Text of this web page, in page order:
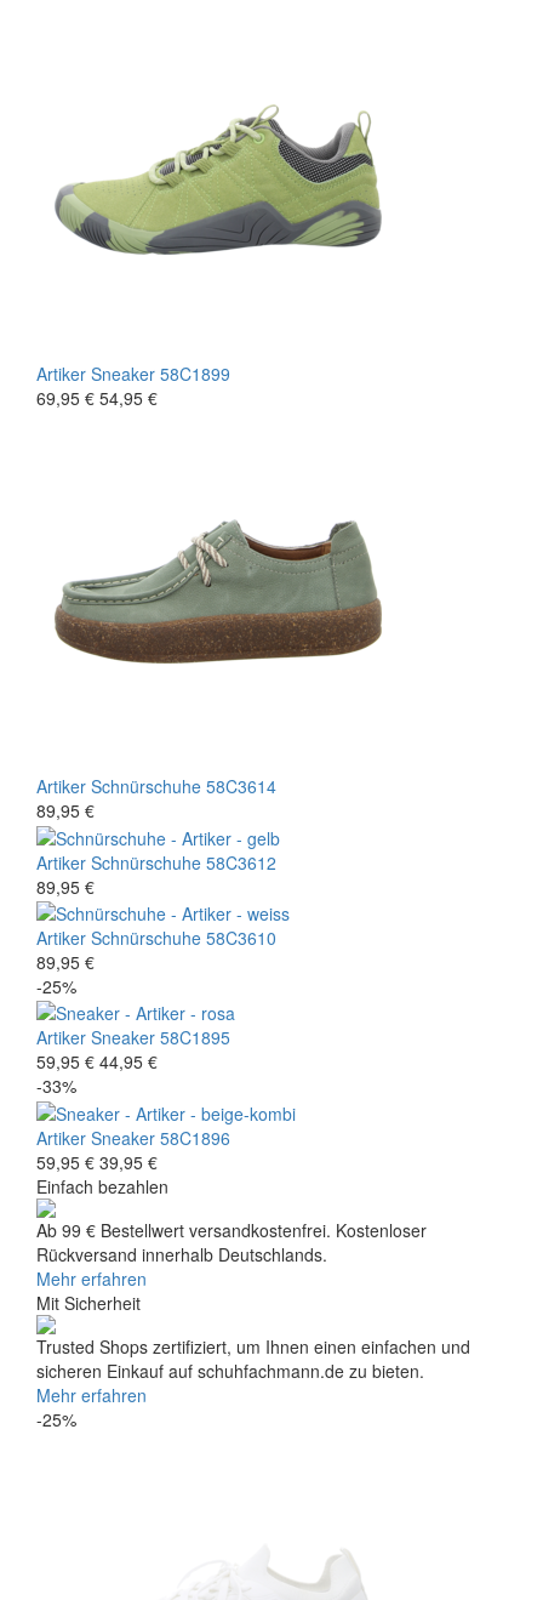
Artiker Sneaker 58C1899
69,95 € 54,95 €
Artiker Schnürschuhe 58C3614
89,95 €
Artiker Schnürschuhe 58C3612
89,95 €
Artiker Schnürschuhe 58C3610
89,95 €
-25%
Artiker Sneaker 58C1895
59,95 € 44,95 €
-33%
Artiker Sneaker 58C1896
59,95 € 39,95 €
Einfach bezahlen
Ab 99 € Bestellwert versandkostenfrei. Kostenloser
Rückversand innerhalb Deutschlands.
Mehr erfahren
Mit Sicherheit
Trusted Shops zertifiziert, um Ihnen einen einfachen und
sicheren Einkauf auf schuhfachmann.de zu bieten.
Mehr erfahren
-25%